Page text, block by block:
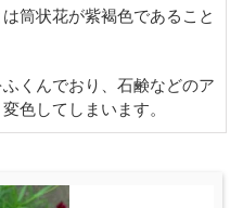
筒状花が紫褐色であること
くんでおり、石鹸などのア
色してしまいます。